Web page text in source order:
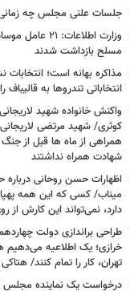
جلسات علنی مجلس چه زمانی
مسلح بازداشت شدند
مذاکره بهانه است؛
انتخاباتی تندروها به
واکنش خانواده شهید
کوثری/ شهید مرتضی
همراهی از ماه ها قبل از
شهادت همراه نداشتند
اظهارات حسن روحانی درباره
میناب/ کسی که این همه
دارد، نمی‌تواند این کارش از
طراحی براندازی دولت
خرازی؛ یک اطلاعیه می‌دهیم
تهران، کار را تمام کنند/
درخواست یک نماینده مجلس از